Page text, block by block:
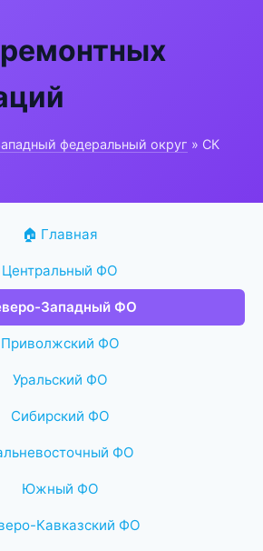
федеральный округ » СК
🏠 Главная
Центральный ФО
Западный ФО
Приволжский ФО
Уральский ФО
Сибирский ФО
ФО
Южный ФО
Кавказский ФО